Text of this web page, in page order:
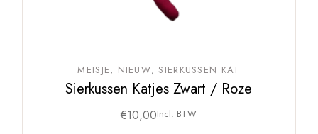
MEISJE NIEUW SIERKUSSEN KAT
Sierkussen Katjes Zwart / Roze
€10,00Incl. BTW